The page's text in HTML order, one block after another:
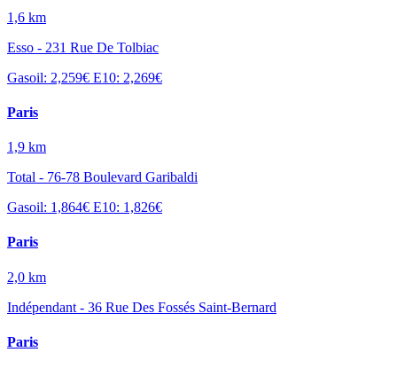
1,6 km
Esso - 231 Rue De Tolbiac
Gasoil: 2,259€ E10: 2,269€
Paris
1,9 km
Total - 76-78 Boulevard Garibaldi
Gasoil: 1,864€ E10: 1,826€
Paris
2,0 km
Indépendant - 36 Rue Des Fossés Saint-Bernard
Paris